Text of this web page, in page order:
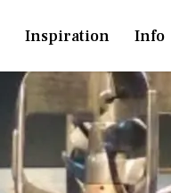
Inspiration Info